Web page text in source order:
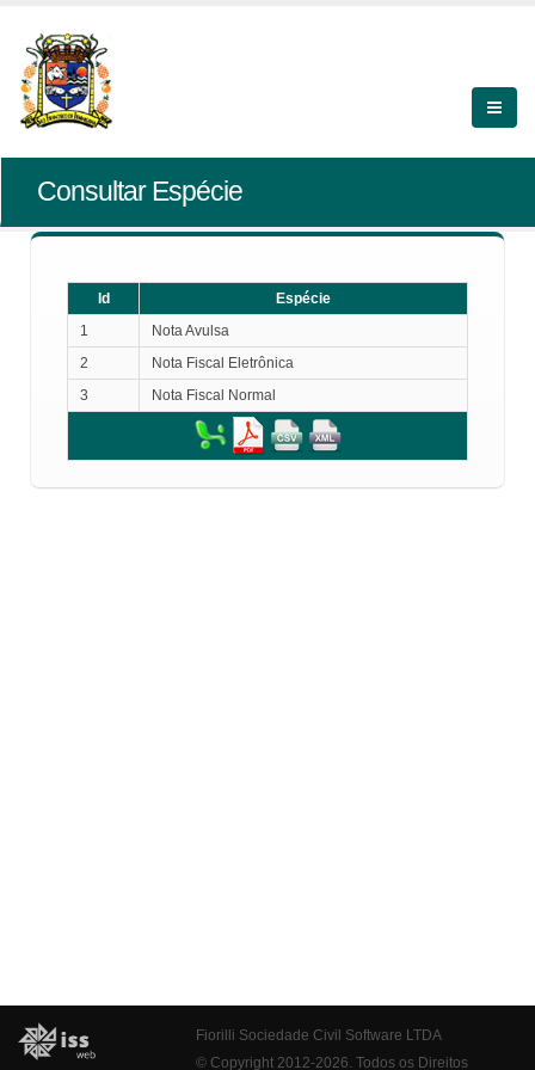
Consultar Espécie
Id
Espécie
1
Nota Avulsa
2
Nota Fiscal Eletrônica
3
Nota Fiscal Normal
Fiorilli Sociedade Civil Software LTDA
© Copyright 2012-2026. Todos os Direitos